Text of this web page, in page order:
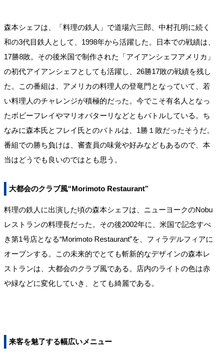
森本シェフは、「料理の鉄人」で道場六三郎、中村孔明に続く
和の3代目鉄人として、1998年から活躍した。日本での戦績は、
17勝8敗。その後米国で制作された「アイアンシェフアメリカ」
の初代アイアンシェフとしても活躍し、26勝17敗の戦績を残し
た。この番組は、アメリカの料理人の登竜門となっていて、若
い料理人のチャレンジが積極的だった。今でこそ有名人となっ
たボビーフレイやマリオバターリなどともバトルしている。ち
なみに森本氏とフレイ氏とのバトルは、1勝１敗だったそうだ。
番組での勝ち負けは、審査員の味覚や好みなどもあるので、本
当はどうでも良いのではとも思う。
大都会のクラブ風“Morimoto Restaurant”
料理の鉄人に出演した頃の森本シェフは、ニューヨークのNobu
レストランの料理長だった。その後2002年に、米国で記念すべ
き第1号店となる“Morimoto Restaurant”を、フィラデルフィアに
オープンする。この未来的でとても斬新的なデザインの森本レ
ストランは、大都会のクラブ風である。店内のライトの色は赤
や緑などに変化していき、とても綺麗である。
来客を魅了する幅広いメニュー